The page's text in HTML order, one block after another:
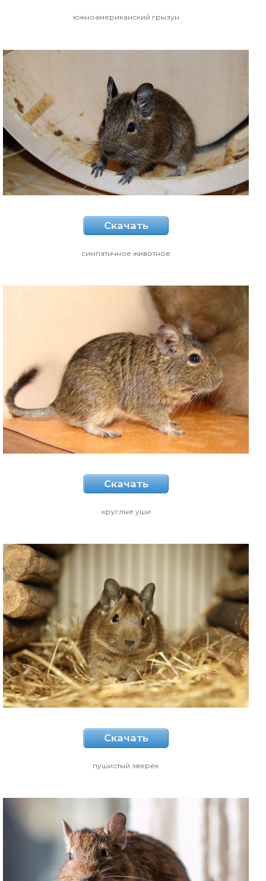
южноамериканский грызун
Скачать
симпатичное животное
Скачать
круглые уши
Скачать
пушистый зверек